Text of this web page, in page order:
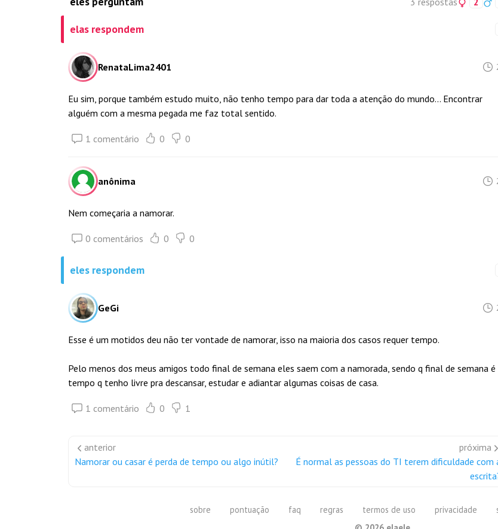
elas respondem
RenataLima2401
Eu sim, porque também estudo muito, não tenho tempo para dar toda a atenção do mundo... Encontrar
alguém com a mesma pegada me faz total sentido.
1 comentário 0 0
anônima
Nem começaria a namorar.
0 comentários 0 0
eles respondem
GeGi
Esse é um motidos deu não ter vontade de namorar, isso na maioria dos casos requer tempo.
Pelo menos dos meus amigos todo final de semana eles saem com a namorada, sendo q final de semana é
tempo q tenho livre pra descansar, estudar e adiantar algumas coisas de casa.
1 comentário 0 1
anterior
Namorar ou casar é perda de tempo ou algo inútil?
próxima
É normal as pessoas do TI terem dificuldade com
sobre pontuação faq regras termos de uso privacidade